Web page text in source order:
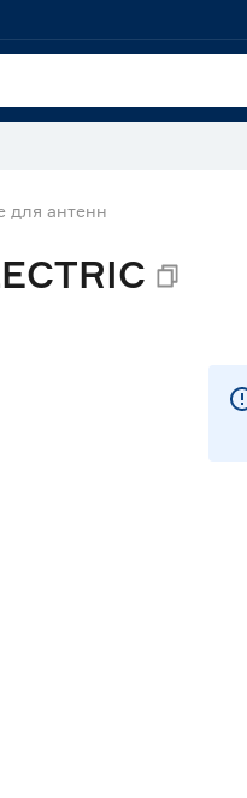
для антенн